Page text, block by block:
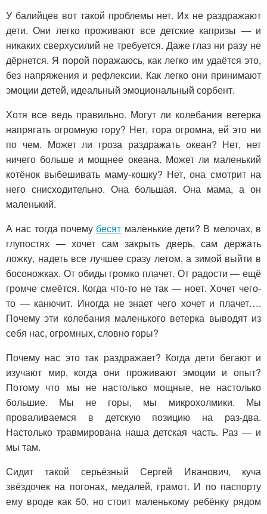
У балийцев вот такой проблемы нет. Их не раздражают
дети. Они легко проживают все детские капризы — и
никаких сверхусилий не требуется. Даже глаз ни разу не
дёрнется. Я порой поражаюсь, как легко им удаётся это,
без напряжения и рефлексии. Как легко они принимают
эмоции детей, идеальный эмоциональный сорбент.
Хотя все ведь правильно. Могут ли колебания ветерка
напрягать огромную гору? Нет, гора огромна, ей это ни
по чем. Может ли гроза раздражать океан? Нет, нет
ничего больше и мощнее океана. Может ли маленький
котёнок выбешивать маму-кошку? Нет, она смотрит на
него снисходительно. Она большая. Она мама, а он
маленький.
А нас тогда почему бесят маленькие дети? В мелочах, в
глупостях — хочет сам закрыть дверь, сам держать
ложку, надеть все лучшее сразу летом, а зимой выйти в
босоножках. От обиды громко плачет. От радости — ещё
громче смеётся. Когда что-то не так — ноет. Хочет чего-
то — канючит. Иногда не знает чего хочет и плачет….
Почему эти колебания маленького ветерка выводят из
себя нас, огромных, словно горы?
Почему нас это так раздражает? Когда дети бегают и
изучают мир, когда они проживают эмоции и опыт?
Потому что мы не настолько мощные, не настолько
большие. Мы не горы, мы микрохолмики. Мы
проваливаемся в детскую позицию на раз-два.
Настолько травмирована наша детская часть. Раз — и
мы там.
Сидит такой серьёзный Сергей Иванович, куча
звёздочек на погонах, медалей, грамот. И по паспорту
ему вроде как 50, но стоит маленькому ребёнку рядом